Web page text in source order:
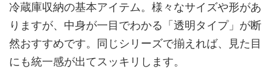
冷蔵庫収納の基本アイテム。様々なサイズや形があ
りますが、中身が一目でわかる「透明タイプ」が断
然おすすめです。同じシリーズで揃えれば、見た目
にも統一感が出てスッキリします。